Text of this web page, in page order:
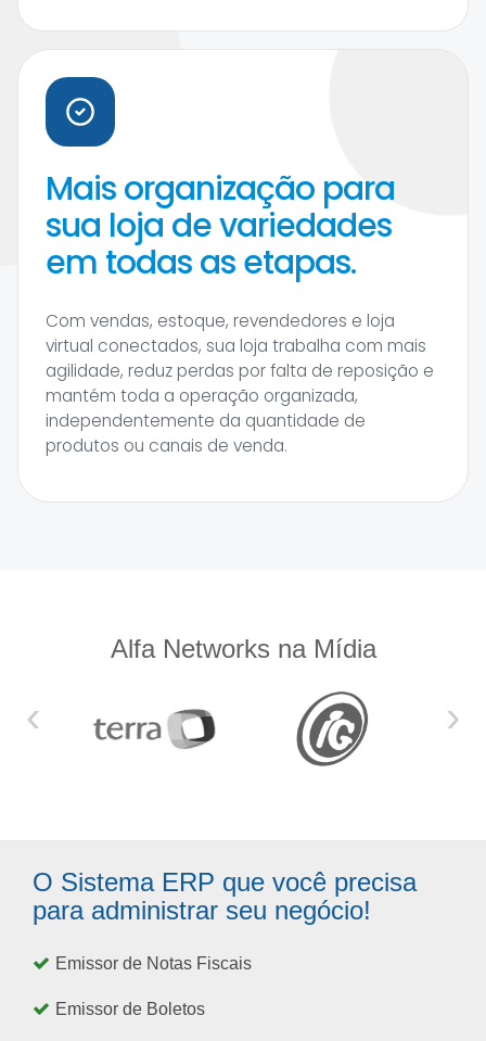
Mais organização para
sua loja de variedades
em todas as etapas.
Com vendas, estoque, revendedores e loja
virtual conectados, sua loja trabalha com mais
agilidade, reduz perdas por falta de reposição e
mantém toda a operação organizada,
independentemente da quantidade de
produtos ou canais de venda.
Alfa Networks na Mídia
‹ ›
O Sistema ERP que você precisa
para administrar seu negócio!
Emissor de Notas Fiscais
Emissor de Boletos